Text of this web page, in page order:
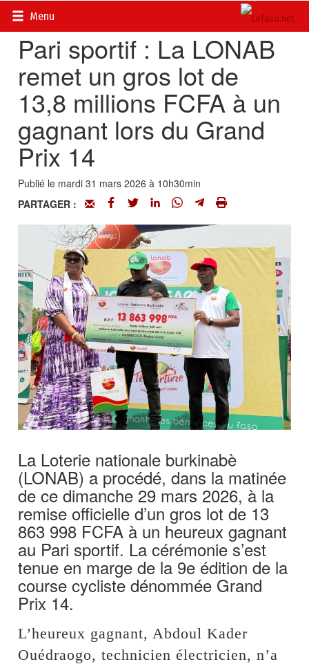
Menu
Accueil>
Pari sportif : La LONAB
remet un gros lot de
13,8 millions FCFA à un
gagnant lors du Grand
Prix 14
Publié le mardi 31 mars 2026 à 10h30min
PARTAGER :
La Loterie nationale burkinabè
(LONAB) a procédé, dans la matinée
de ce dimanche 29 mars 2026, à la
remise officielle d’un gros lot de 13
863 998 FCFA à un heureux gagnant
au Pari sportif. La cérémonie s’est
tenue en marge de la 9e édition de la
course cycliste dénommée Grand
Prix 14.
L’heureux gagnant, Abdoul Kader
Ouédraogo, technicien électricien, n’a